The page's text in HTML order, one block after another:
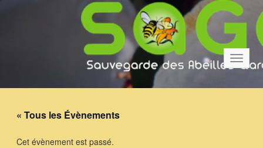
la
« Tous les Évènements
Cet évènement est passé.